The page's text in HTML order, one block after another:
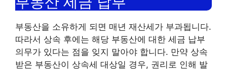
부동산을 소유하게 되면 매년 재산세가 부과됩니다.
따라서 상속 후에는 해당 부동산에 대한 세금 납부
의무가 있다는 점을 잊지 말아야 합니다. 만약 상속
받은 부동산이 상속세 대상일 경우, 권리로 인해 발